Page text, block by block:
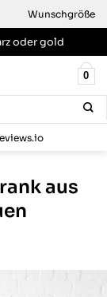
Wunschgröße
oder gold
0
aus